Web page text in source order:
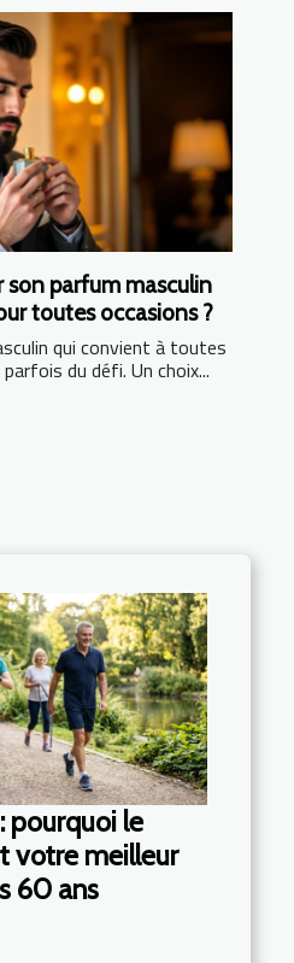
parfum masculin
toutes occasions ?
qui convient à toutes
du défi. Un choix...
pourquoi le
votre meilleur
60 ans